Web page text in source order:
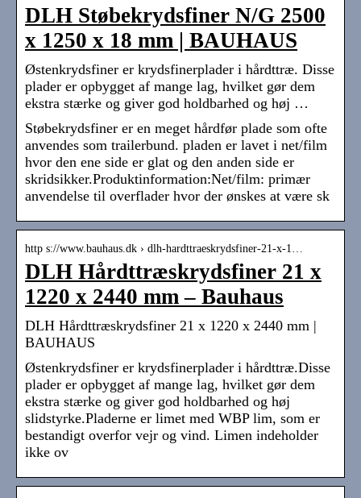
DLH Støbekrydsfiner N/G 2500
x 1250 x 18 mm | BAUHAUS
Østenkrydsfiner er krydsfinerplader i hårdttræ. Disse
plader er opbygget af mange lag, hvilket gør dem
ekstra stærke og giver god holdbarhed og høj …
Støbekrydsfiner er en meget hårdfør plade som ofte
anvendes som trailerbund. pladen er lavet i net/film
hvor den ene side er glat og den anden side er
skridsikker.Produktinformation:Net/film: primær
anvendelse til overflader hvor der ønskes at være sk
http s://www.bauhaus.dk › dlh-hardttraeskrydsfiner-21-x-1…
DLH Hårdttræskrydsfiner 21 x
1220 x 2440 mm – Bauhaus
DLH Hårdttræskrydsfiner 21 x 1220 x 2440 mm |
BAUHAUS
Østenkrydsfiner er krydsfinerplader i hårdttræ.Disse
plader er opbygget af mange lag, hvilket gør dem
ekstra stærke og giver god holdbarhed og høj
slidstyrke.Pladerne er limet med WBP lim, som er
bestandigt overfor vejr og vind. Limen indeholder
ikke ov